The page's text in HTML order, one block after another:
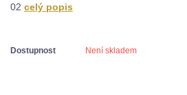
02 celý popis
Dostupnost Není skladem